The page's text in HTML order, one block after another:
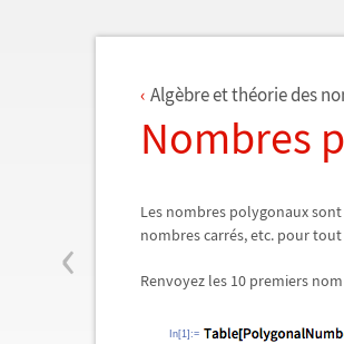
‹
Algèbre et théorie des
Nombres
Les nombres polygonaux
nombres carrés, etc. pour tout
Renvoyez les 10 premiers
In[1]:=